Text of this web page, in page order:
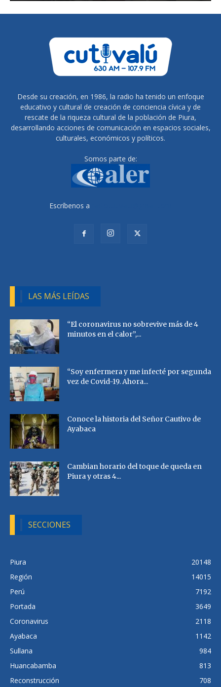
Desde su creación, en 1986, la radio ha tenido un enfoque
educativo y cultural de creación de conciencia cívica y de
rescate de la riqueza cultural de la población de Piura,
desarrollando acciones de comunicación en espacios sociales,
culturales, económicos y políticos.
Somos parte de:
Escríbenos a
LAS MÁS LEÍDAS
“El coronavirus no sobrevive más de 4
minutos en el calor”,...
“Soy enfermera y me infecté por segunda
vez de Covid-19. Ahora...
Conoce la historia del Señor Cautivo de
Ayabaca
Cambian horario del toque de queda en
Piura y otras 4...
SECCIONES
Piura
20148
Región
14015
Perú
7192
Portada
3649
Coronavirus
2118
Ayabaca
1142
Sullana
984
Huancabamba
813
Reconstrucción
708